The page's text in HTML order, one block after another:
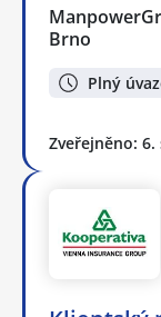
Brno
Plný
Zveřejněno: 6.